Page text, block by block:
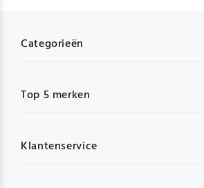
Categorieën
Top 5 merken
Klantenservice